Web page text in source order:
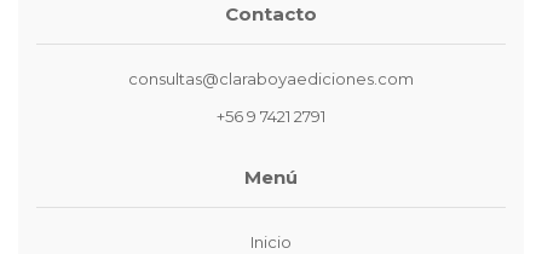
Contacto
consultas@claraboyaediciones.com
+56 9 7421 2791
Menú
Inicio